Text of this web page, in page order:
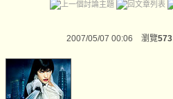
2007/05/07 00:06 瀏覽573